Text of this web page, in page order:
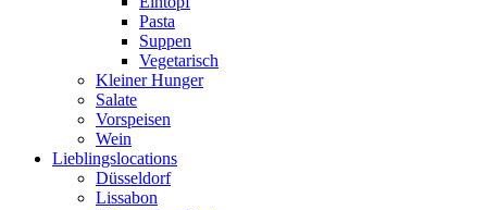
Pasta
Suppen
Vegetarisch
Kleiner Hunger
Salate
Vorspeisen
Wein
Lieblingslocations
Düsseldorf
Lissabon